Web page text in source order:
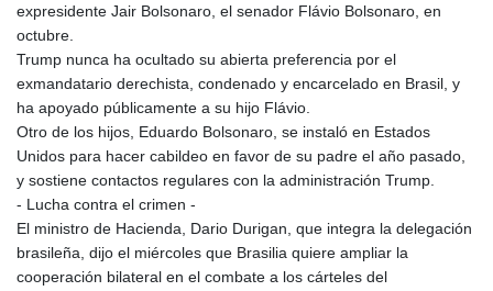
JOD 0.819159
182.969975
KES
149.450928
KGS 101.03906
KHR
4680.351701
492.199617
KRW
1636.950761
expresidente Jair Bolsonaro, el senador Flávio Bolsonaro, en
octubre.
Trump nunca ha ocultado su abierta preferencia por el
exmandatario derechista, condenado y encarcelado en Brasil, y
ha apoyado públicamente a su hijo Flávio.
Otro de los hijos, Eduardo Bolsonaro, se instaló en Estados
Unidos para hacer cabildeo en favor de su padre el año pasado,
y sostiene contactos regulares con la administración Trump.
- Lucha contra el crimen -
El ministro de Hacienda, Dario Durigan, que integra la delegación
brasileña, dijo el miércoles que Brasilia quiere ampliar la
cooperación bilateral en el combate a los cárteles del